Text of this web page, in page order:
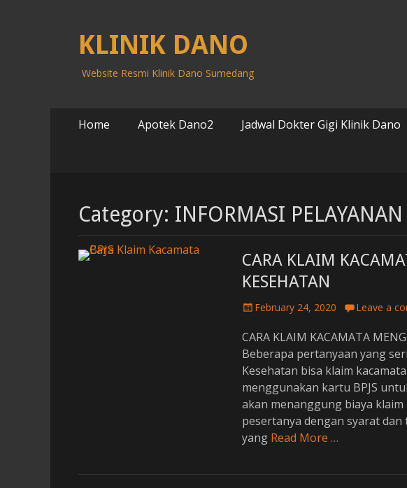
KLINIK DANO
Website Resmi Klinik Dano Sumedang
Primary
SkipHome Apotek Dano2 Jadwal Dokter Gigi Klinik Dano
Category: INFORMASI PELAYANAN
CARA KLAIM
KESEHATAN
P
s
t
e
o
n
February 24, 2020 Leave a
CARA KLAIM KACAMATA
Beberapa pertanyaan yang
Kesehatan bisa klaim
menggunakan kartu BPJS
akan menanggung biaya klaim
pesertanya dengan syarat dan
yang Read More …